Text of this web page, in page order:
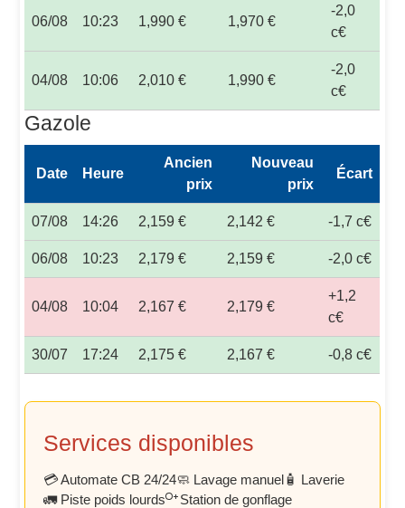
06/08 10:23 1,990 € 1,970 €
-2,0
c€
04/08 10:06 2,010 € 1,990 €
-2,0
c€
Gazole
Date Heure
Ancien
prix
Nouveau
prix
Écart
07/08 14:26 2,159 € 2,142 € -1,7 c€
06/08 10:23 2,179 € 2,159 € -2,0 c€
04/08 10:04 2,167 € 2,179 €
+1,2
c€
30/07 17:24 2,175 € 2,167 € -0,8 c€
Services disponibles
💳 Automate CB 24/24🧼 Lavage manuel🧴 Laverie
🚛 Piste poids lourds
Station de gonflage